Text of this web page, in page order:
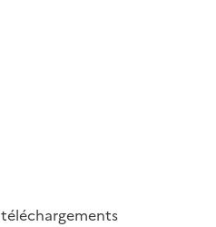
téléchargements